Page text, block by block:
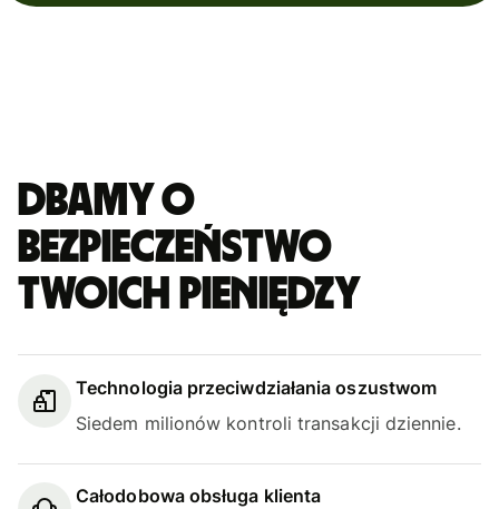
Dbamy o
bezpieczeństwo
Twoich pieniędzy
Technologia przeciwdziałania oszustwom
Siedem milionów kontroli transakcji dziennie.
Całodobowa obsługa klienta